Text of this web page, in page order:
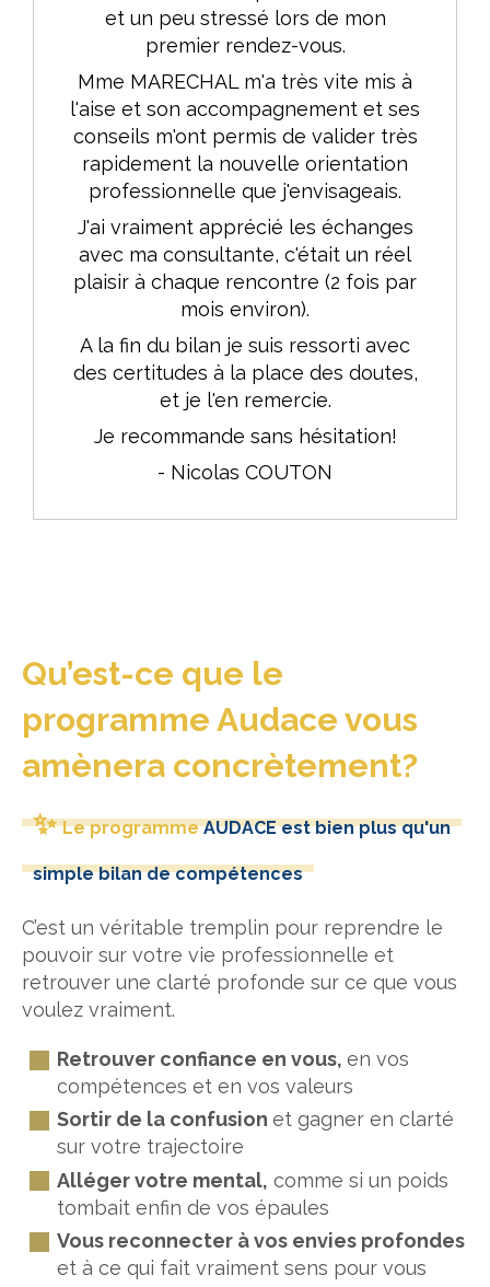
et un peu stressé lors de mon
premier rendez-vous.
Mme MARECHAL m'a très vite mis à
l'aise et son accompagnement et ses
conseils m'ont permis de valider très
rapidement la nouvelle orientation
professionnelle que j'envisageais.
J'ai vraiment apprécié les échanges
avec ma consultante, c'était un réel
plaisir à chaque rencontre (2 fois par
mois environ).
A la fin du bilan je suis ressorti avec
des certitudes à la place des doutes,
et je l'en remercie.
Je recommande sans hésitation!
- Nicolas COUTON
Qu’est-ce que le
programme Audace vous
amènera concrètement?
✨Le programmeAUDACE est bien plus qu'un
simple bilan de compétences
C’est un véritable tremplin pour reprendre le
pouvoir sur votre vie professionnelle et
retrouver une clarté profonde sur ce que vous
voulez vraiment.
Retrouver confiance en vous,en vos
compétences et en vos valeurs
Sortir de la confusionet gagner en clarté
sur votre trajectoire
Alléger votre mental, comme si un poids
tombait enfin de vos épaules
Vous reconnecter à vos envies profondes
et à ce qui fait vraiment sens pour vous